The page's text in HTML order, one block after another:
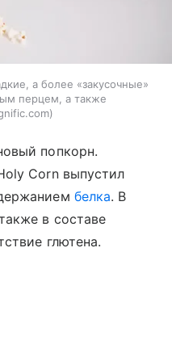
а более «закусочные»
перцем, а также
попкорн.
Corn выпустил
белка. В
в составе
глютена.